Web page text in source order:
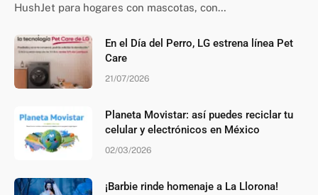
HushJet para hogares con mascotas, con…
En el Día del Perro, LG estrena línea Pet
Care
21/07/2026
Planeta Movistar: así puedes reciclar tu
celular y electrónicos en México
02/03/2026
¡Barbie rinde homenaje a La Llorona!